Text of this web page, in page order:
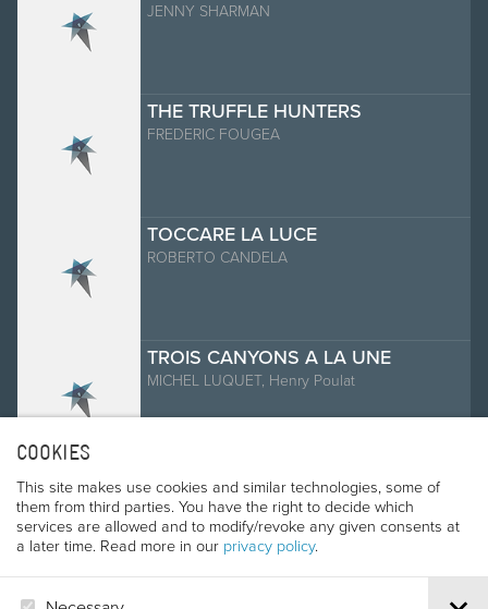
COOKIES
This site makes use cookies and similar technologies, some of
them from third parties. You have the right to decide which
services are allowed and to modify/revoke any given consents at
a later time. Read more in our privacy policy.
JENNY SHARMAN
THE TRUFFLE HUNTERS
FREDERIC FOUGEA
TOCCARE LA LUCE
ROBERTO CANDELA
TROIS CANYONS A LA UNE
MICHEL LUQUET, Henry Poulat
UNA GIORNATA PARTICOLARE -
CON IL CORO SOSAT AL RIFUGIO
XII APOSTOLI
RENATO MORELLI